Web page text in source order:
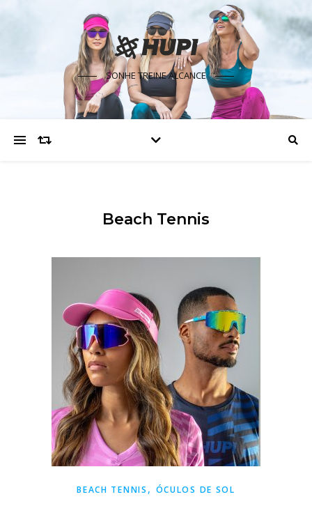
SONHE TREINE ALCANCE
Beach Tennis
BEACH TENNIS , ÓCULOS DE SOL